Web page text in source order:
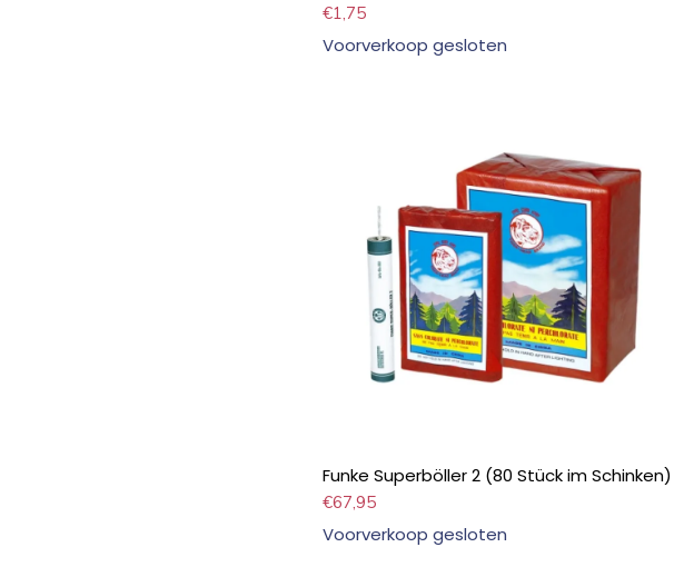
€1,75
Voorverkoop gesloten
Funke Superböller 2 (80 Stück im Schinken)
€67,95
Voorverkoop gesloten